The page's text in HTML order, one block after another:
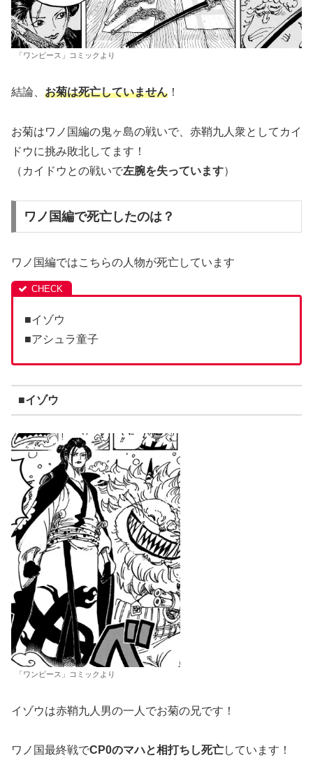
「ワンピース」コミックより
結論、 お菊は死亡していません ！
お菊はワノ国編の鬼ヶ島の戦いで、赤鞘九人衆としてカイ
ドウに挑み敗北してます！
（カイドウとの戦いで左腕を失っています）
ワノ国編で死亡したのは？
ワノ国編ではこちらの人物が死亡しています
■イゾウ
■アシュラ童子
■イゾウ
「ワンピース」コミックより
イゾウは赤鞘九人男の一人でお菊の兄です！
ワノ国最終戦でCP0のマハと相打ちし死亡しています！